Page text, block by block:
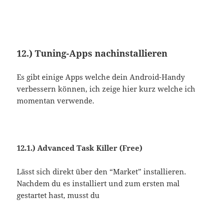
12.) Tuning-Apps nachinstallieren
Es gibt einige Apps welche dein Android-Handy
verbessern können, ich zeige hier kurz welche ich
momentan verwende.
12.1.) Advanced Task Killer (Free)
Lässt sich direkt über den “Market” installieren.
Nachdem du es installiert und zum ersten mal
gestartet hast, musst du